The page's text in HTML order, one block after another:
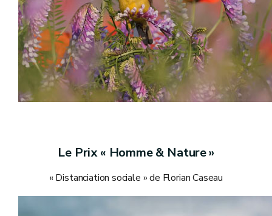
Le Prix « Homme & Nature »
« Distanciation sociale » de Florian Caseau